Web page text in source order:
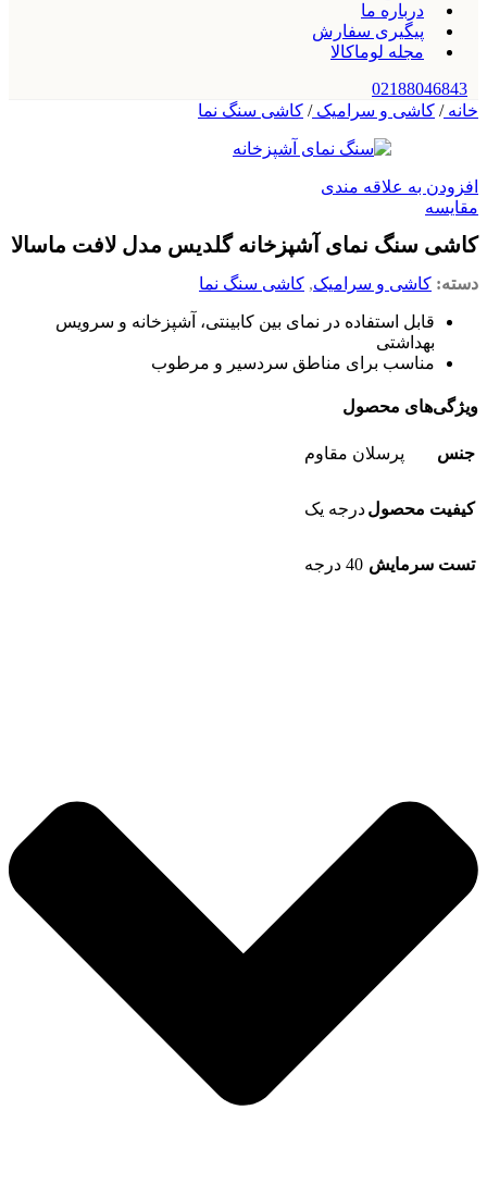
درباره ما
پیگیری سفارش
مجله لوماکالا
02188046843
خانه/ کاشی و سرامیک/ کاشی سنگ نما
افزودن به علاقه مندی
مقایسه
کاشی سنگ نمای آشپزخانه گلدیس مدل لافت ماسالا
دسته: کاشی و سرامیک, کاشی سنگ نما
قابل استفاده در نمای بین کابینتی، آشپزخانه و سرویس
بهداشتی
مناسب برای مناطق سردسیر و مرطوب
ویژگی‌های محصول
جنس پرسلان مقاوم
کیفیت محصولدرجه یک
تست سرمایش 40 درجه